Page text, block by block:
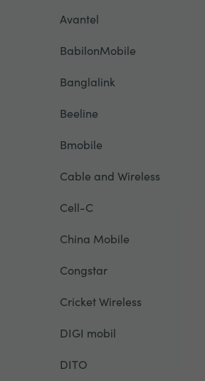
Avantel
BabilonMobile
Banglalink
Beeline
Bmobile
Cable and Wireless
Cell-C
China Mobile
Congstar
Cricket Wireless
DIGI mobil
DITO